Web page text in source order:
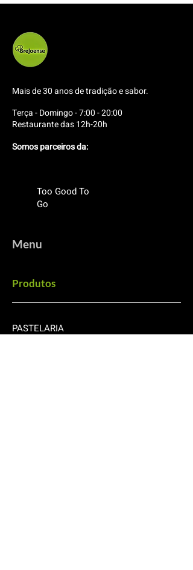
Mais de 30 anos de tradição e sabor.
Terça - Domingo - 7:00 - 20:00
Restaurante das 12h-20h
Somos parceiros da:
Too Good To
Go
Menu
Produtos
PASTELARIA